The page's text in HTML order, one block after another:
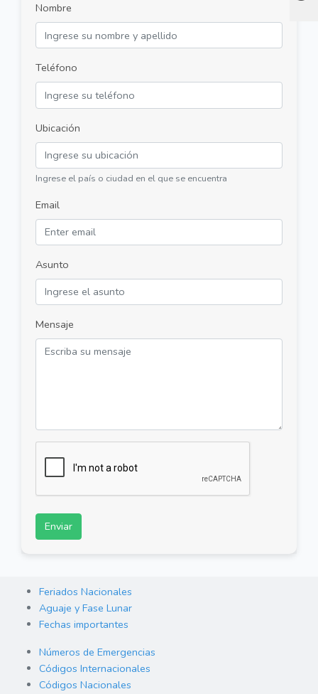
Nombre
Teléfono
Ubicación
Ingrese el país o ciudad en el que se encuentra
Email
Asunto
Mensaje
Enviar
Feriados Nacionales
Aguaje y Fase Lunar
Fechas importantes
Números de Emergencias
Códigos Internacionales
Códigos Nacionales